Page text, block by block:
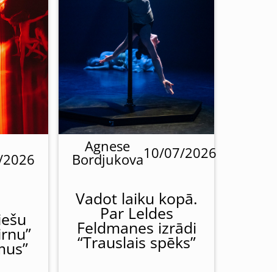
Agnese
Bordjukova10/07/2026
Vadot laiku kopā.
Par Leldes
Feldmanes izrādi
“Trauslais spēks”